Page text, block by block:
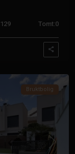
129 Tomt:0
Neste
Bruktbolig